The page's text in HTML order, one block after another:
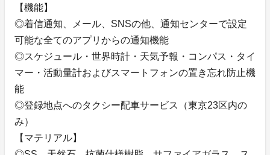
【機能】
◎着信通知、メール、SNSの他、通知センターで設定
可能な全てのアプリからの通知機能
◎スケジュール・世界時計・天気予報・コンパス・タイ
マー・活動量計およびスマートフォンの置き忘れ防止機
能
◎登録地点へのタクシー配車サービス（東京23区内の
み）
【マテリアル】